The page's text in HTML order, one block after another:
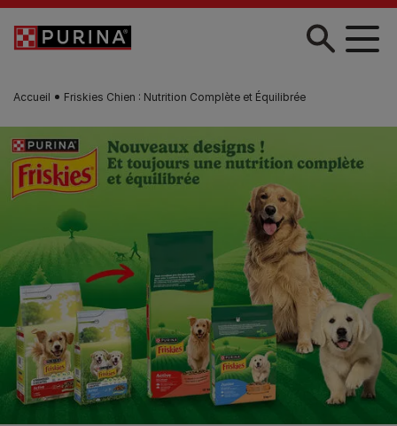
Skip to main content
Accueil Friskies Chien : Nutrition Complète et Équilibrée